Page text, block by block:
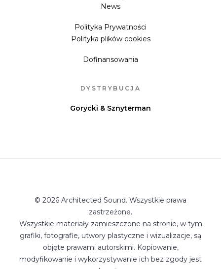
News
Polityka Prywatności
Polityka plików cookies
Dofinansowania
DYSTRYBUCJA
Gorycki & Sznyterman
© 2026 Architected Sound. Wszystkie prawa
zastrzeżone.
Wszystkie materiały zamieszczone na stronie, w tym
grafiki, fotografie, utwory plastyczne i wizualizacje, są
objęte prawami autorskimi. Kopiowanie,
modyfikowanie i wykorzystywanie ich bez zgody jest